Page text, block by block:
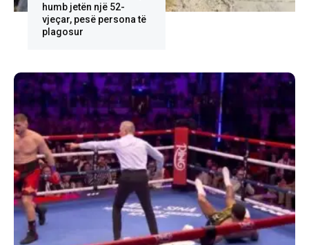
humb jetën një 52-
vjeçar, pesë persona të
plagosur